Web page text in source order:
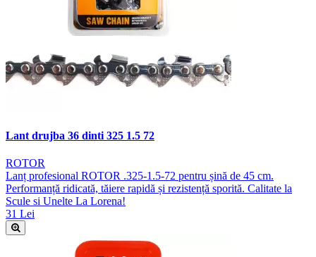
Lant drujba 36 dinti 325 1.5 72
ROTOR
Lanț profesional ROTOR .325-1.5-72 pentru șină de 45 cm.
Performanță ridicată, tăiere rapidă și rezistență sporită. Calitate la
Scule si Unelte La Lorena!
31 Lei